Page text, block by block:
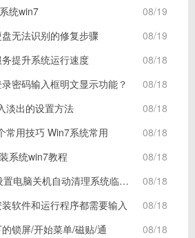
08/19
统win7
08/19
无法识别的修复步骤
08/18
提升系统运行速度
08/18
密码输入框明文显示功能？
08/18
淡出的设置方法
08/18
常用技巧 Win7系统常用
08/18
系统win7教程
08/18
脑关机自动清理系统临时垃圾
08/18
软件和运行程序都需要输入
08/18
锁屏/开始菜单/磁贴/通